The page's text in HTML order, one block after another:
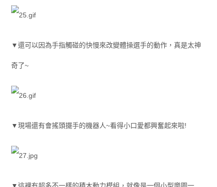
▼還可以因為手指觸碰的快慢來改變體操選手的動作，真是太神
奇了~
▼現場還有會搖頭擺手的機器人~看得小口愛都興奮起來啦!